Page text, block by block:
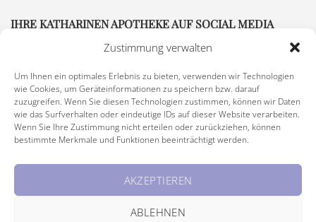
Zustimmung verwalten
Um Ihnen ein optimales Erlebnis zu bieten, verwenden wir Technologien
wie Cookies, um Geräteinformationen zu speichern bzw. darauf
zuzugreifen. Wenn Sie diesen Technologien zustimmen, können wir Daten
wie das Surfverhalten oder eindeutige IDs auf dieser Website verarbeiten.
Wenn Sie Ihre Zustimmung nicht erteilen oder zurückziehen, können
bestimmte Merkmale und Funktionen beeinträchtigt werden.
AKZEPTIEREN
ABLEHNEN
IHRE KATHARINEN APOTHEKE AUF SOCIAL MEDIA